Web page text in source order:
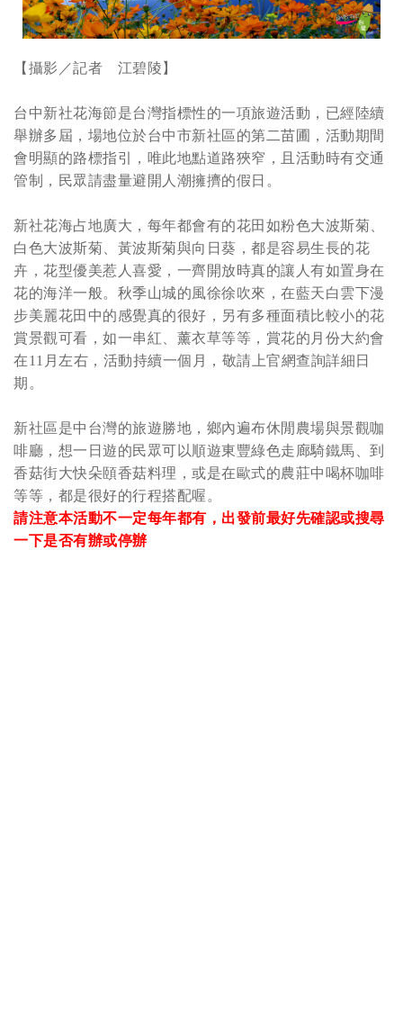
【攝影／記者 江碧陵】
台中新社花海節是台灣指標性的一項旅遊活動，已經陸續
舉辦多屆，場地位於台中市新社區的第二苗圃，活動期間
會明顯的路標指引，唯此地點道路狹窄，且活動時有交通
管制，民眾請盡量避開人潮擁擠的假日。
新社花海占地廣大，每年都會有的花田如粉色大波斯菊、
白色大波斯菊、黃波斯菊與向日葵，都是容易生長的花
卉，花型優美惹人喜愛，一齊開放時真的讓人有如置身在
花的海洋一般。秋季山城的風徐徐吹來，在藍天白雲下漫
步美麗花田中的感覺真的很好，另有多種面積比較小的花
賞景觀可看，如一串紅、薰衣草等等，賞花的月份大約會
在11月左右，活動持續一個月，敬請上官網查詢詳細日
期。
新社區是中台灣的旅遊勝地，鄉內遍布休閒農場與景觀咖
啡廳，想一日遊的民眾可以順遊東豐綠色走廊騎鐵馬、到
香菇街大快朵頤香菇料理，或是在歐式的農莊中喝杯咖啡
等等，都是很好的行程搭配喔。
請注意本活動不一定每年都有，出發前最好先確認或搜尋
一下是否有辦或停辦